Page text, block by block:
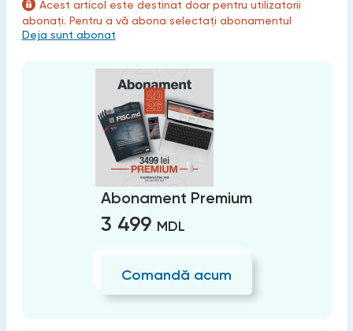
Acest articol este destinat doar pentru utilizatorii
abonați. Pentru a vă abona selectați abonamentul
Deja sunt abonat
Abonament Premium
3 499 MDL
Comandă acum